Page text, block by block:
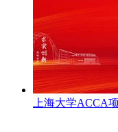
上海大学ACCA